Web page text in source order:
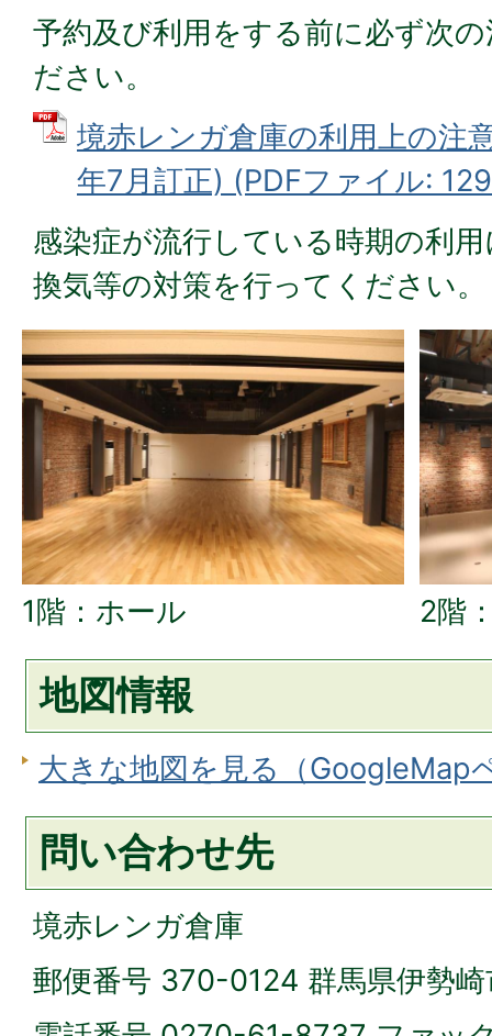
予約及び利用をする前に必ず次
ださい。
境赤レンガ倉庫の利用上の注
年7月訂正) (PDFファイル:
感染症が流行している時期の利
換気等の対策を行ってください。
1階：ホール 2階
地図情報
大きな地図を見る（GoogleMap
問い合わせ先
境赤レンガ倉庫
郵便番号 370-0124 群馬県伊勢